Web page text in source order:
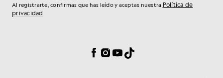
Al registrarte, confirmas que has leído y aceptas nuestra Política de
privacidad
Facebook
Instagram
YouTube
TikTok